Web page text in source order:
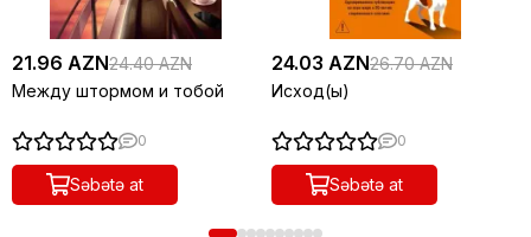
21.96 AZN24.40 AZN
Между штормом и тобой
0
Səbətə at
24.03 AZN26.70 AZN
Исход(ы)
0
Səbətə at